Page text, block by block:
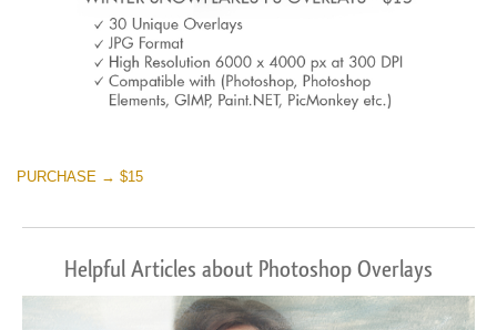
PURCHASE → $15
Helpful Articles about Photoshop Overlays